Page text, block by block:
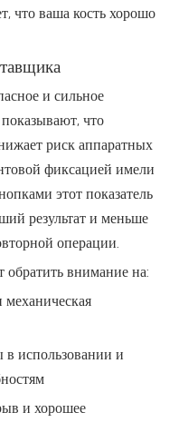
что ваша кость хорошо
и сильное
что
риск аппаратных
фиксацией имели
этот показатель
результат и меньше
операции.
обратить внимание на:
использовании и
и хорошее